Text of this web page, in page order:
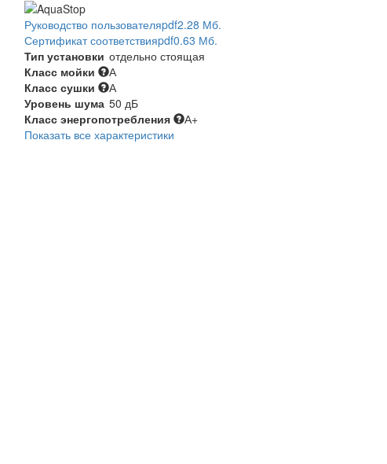
Руководство пользователяpdf2.28 Мб.
Сертификат соответствияpdf0.63 Мб.
Тип установки отдельно стоящая
Класс мойки
А
Класс сушки
А
Уровень шума 50 дБ
Класс энергопотребления
А+
Показать все характеристики